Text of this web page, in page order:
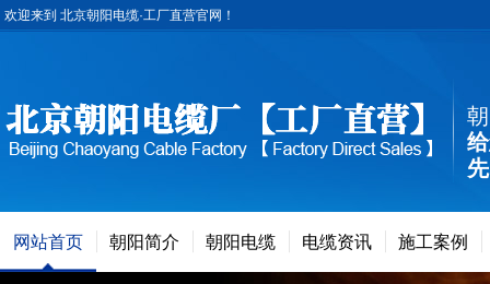
欢迎来到 北京朝阳电缆·工厂直营官网！
网站首页 朝阳简介 朝阳电缆 电缆资讯 施工案例